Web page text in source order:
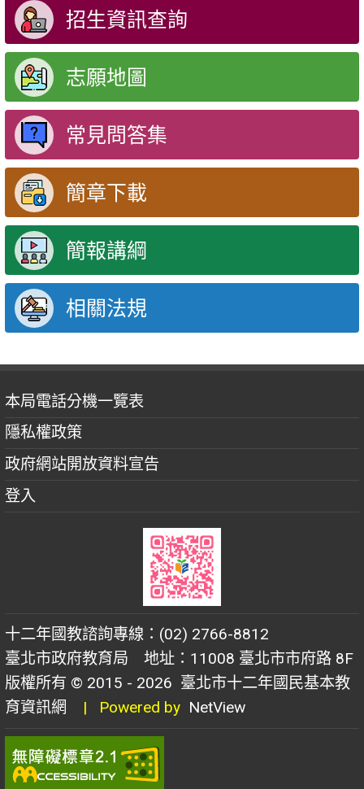
招生資訊查詢
志願地圖
常見問答集
簡章下載
簡報講綱
相關法規
本局電話分機一覽表
隱私權政策
政府網站開放資料宣告
登入
十二年國教諮詢專線：(02) 2766-8812
臺北市政府教育局 地址：11008 臺北市市府路 8F
版權所有 © 2015 - 2026 臺北市十二年國民基本教
育資訊網
| Powered by NetView